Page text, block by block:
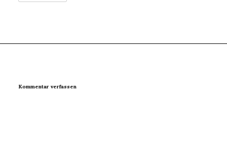
Kommentar verfassen